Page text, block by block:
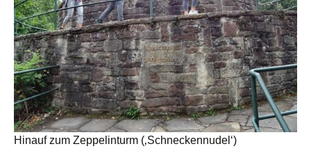
Hinauf zum Zeppelinturm (‚Schneckennudel‘)